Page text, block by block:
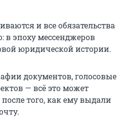
и все обязательства
в эпоху мессенджеров
юридической истории.
документов, голосовые
— всё это может
того, как ему выдали